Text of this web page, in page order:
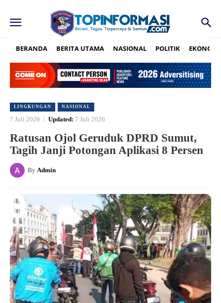
BERANDA BERITA UTAMA NASIONAL POLITIK EKONOMI
LINGKUNGAN NASIONAL
7 Juli 2026 Updated: 7 Juli 2026
Ratusan Ojol Geruduk DPRD Sumut,
Tagih Janji Potongan Aplikasi 8 Persen
By Admin